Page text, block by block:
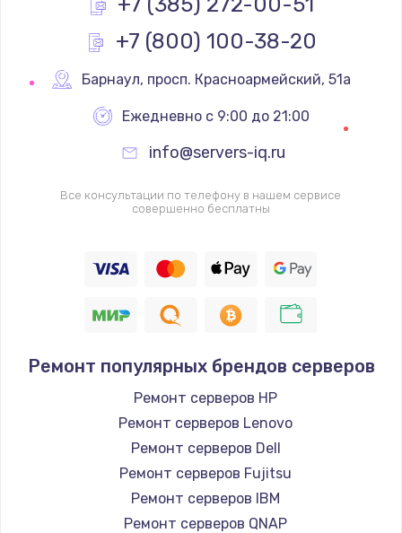
2745 руб.
Заказать
Ремонт подсветки
Заказать
Настройка ОС
Заказать
Чистка от пыли
1060 руб.
Заказать
Замена южного моста
+7 (800) 100-38-20
Барнаул, просп. Красноармейский, 51а
Ежедневно с 9:00 до 21:00
info@servers-iq.ru
Все консультации по телефону в нашем сервисе
совершенно бесплатны
Ремонт популярных брендов серверов
Ремонт серверов HP
Ремонт серверов Lenovo
Ремонт серверов Dell
Ремонт серверов Fujitsu
Ремонт серверов IBM
Ремонт серверов QNAP